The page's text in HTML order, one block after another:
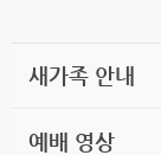
새가족 안내
예배 영상